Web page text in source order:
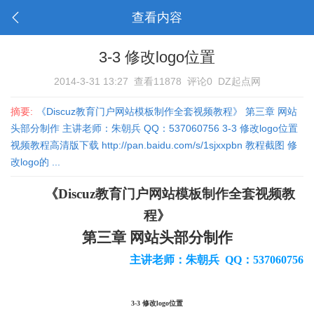
查看内容
3-3 修改logo位置
2014-3-31 13:27 查看11878 评论0 DZ起点网
摘要:
《Discuz教育门户网站模板制作全套视频教程》 第三章 网站
头部分制作 主讲老师：朱朝兵 QQ：537060756 3-3 修改logo位置
视频教程高清版下载 http://pan.baidu.com/s/1sjxxpbn 教程截图 修
改logo的 ...
《Discuz教育门户网站模板制作全套视频教
程》
第三章 网站头部分制作
主讲老师：朱朝兵 QQ ： 537060756
3-3 修改logo位置